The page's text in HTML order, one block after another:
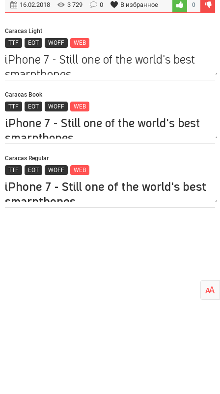
16.02.2018 3 729 0 В избранное 0
Caracas Light
TTF
EOT WOFF WEB
Caracas Book
TTF
EOT WOFF WEB
Caracas Regular
TTF
EOT WOFF WEB